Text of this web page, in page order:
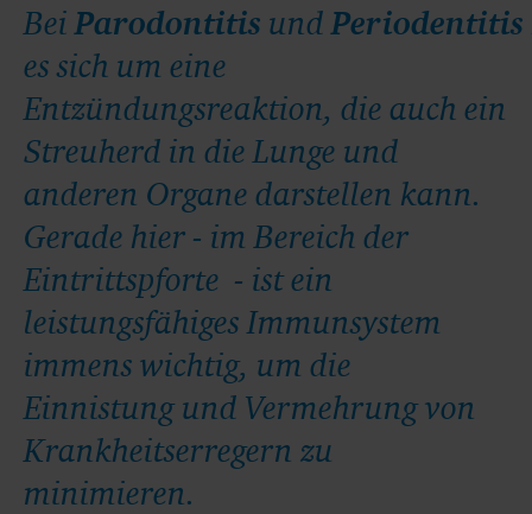
Bei Parodontitis und Periodentitis
es sich um eine
Entzündungsreaktion, die auch ein
Streuherd in die Lunge und
anderen Organe darstellen kann.
Gerade hier - im Bereich der
Eintrittspforte - ist ein
leistungsfähiges Immunsystem
immens wichtig, um die
Einnistung und Vermehrung von
Krankheitserregern zu
minimieren.